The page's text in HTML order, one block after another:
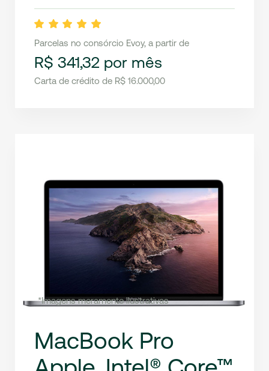
Parcelas no consórcio Evoy, a partir de
R$ 341,32 por mês
Carta de crédito de R$ 16.000,00
*Imagens meramente ilustrativas
MacBook Pro